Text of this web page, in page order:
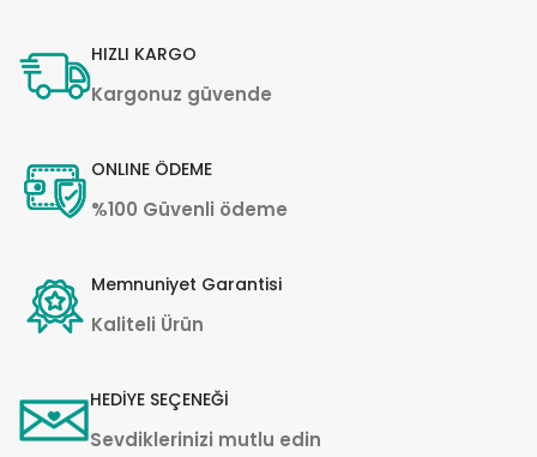
HIZLI KARGO
Kargonuz güvende
ONLINE ÖDEME
%100 Güvenli ödeme
Memnuniyet Garantisi
Kaliteli Ürün
HEDİYE SEÇENEĞİ
Sevdiklerinizi mutlu edin